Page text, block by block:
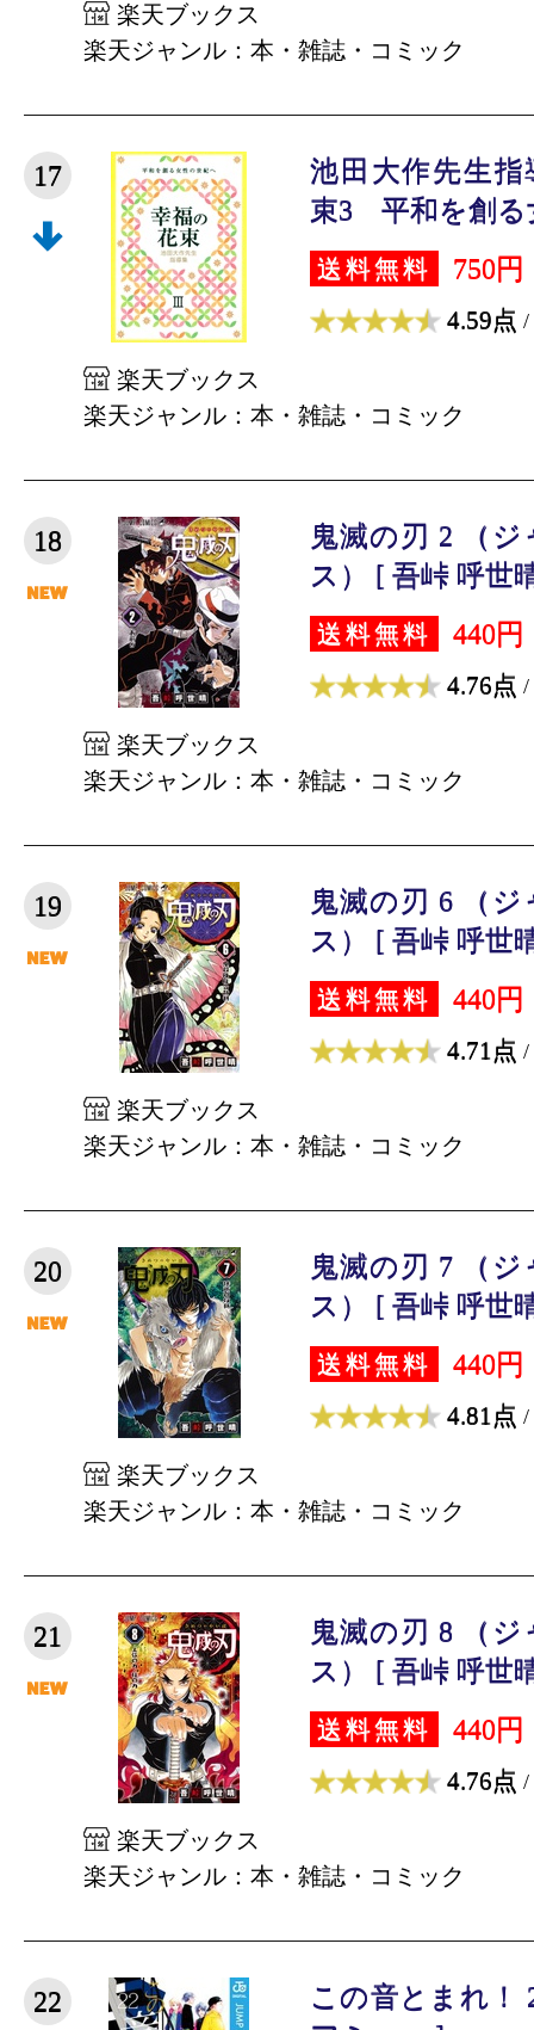
楽天ブックス
楽天ジャンル：本・雑誌・コミック
17
池田大作先生
束3 平和を創る
送料無料 750円
4.59点 /
楽天ブックス
楽天ジャンル：本・雑誌・コミック
18
鬼滅の刃 2 （
ス） [ 吾峠 呼世
送料無料 440円
4.76点 /
楽天ブックス
楽天ジャンル：本・雑誌・コミック
19
鬼滅の刃 6 （
ス） [ 吾峠 呼世
送料無料 440円
4.71点 /
楽天ブックス
楽天ジャンル：本・雑誌・コミック
20
鬼滅の刃 7 （
ス） [ 吾峠 呼世
送料無料 440円
4.81点 /
楽天ブックス
楽天ジャンル：本・雑誌・コミック
21
鬼滅の刃 8 （
ス） [ 吾峠 呼世
送料無料 440円
4.76点 /
楽天ブックス
楽天ジャンル：本・雑誌・コミック
22
この音とまれ！